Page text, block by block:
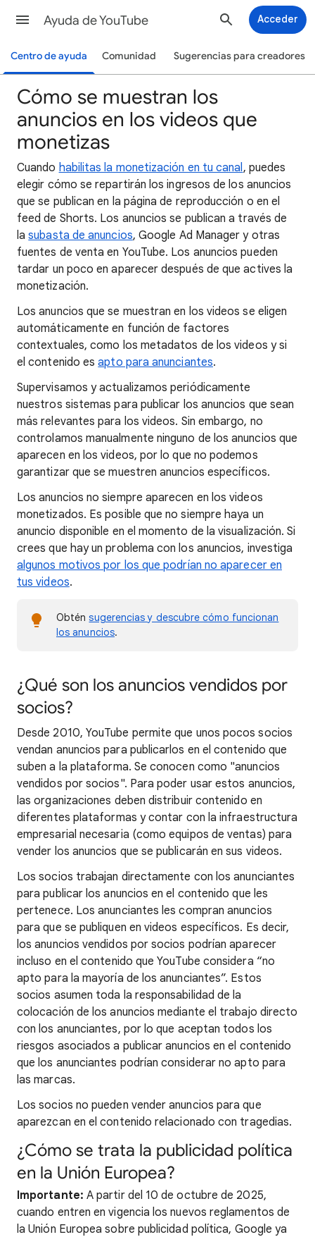
Ayuda de YouTube Acceder
Centro de ayuda Comunidad Sugerencias para creadores
Cómo se muestran los
anuncios en los videos que
monetizas
Cuando habilitas la monetización en tu canal, puedes
elegir cómo se repartirán los ingresos de los anuncios
que se publican en la página de reproducción o en el
feed de Shorts. Los anuncios se publican a través de
lasubasta de anuncios, Google Ad Manager y otras
fuentes de venta en YouTube. Los anuncios pueden
tardar un poco en aparecer después de que actives la
monetización.
Los anuncios que se muestran en los videos se eligen
automáticamente en función de factores
contextuales, como los metadatos de los videos y si
el contenido esapto para anunciantes.
Supervisamos y actualizamos periódicamente
nuestros sistemas para publicar los anuncios que sean
más relevantes para los videos. Sin embargo, no
controlamos manualmente ninguno de los anuncios que
aparecen en los videos, por lo que no podemos
garantizar que se muestren anuncios específicos.
Los anuncios no siempre aparecen en los videos
monetizados. Es posible que no siempre haya un
anuncio disponible en el momento de la visualización. Si
crees que hay un problema con los anuncios, investiga
algunos motivos por los que podrían no aparecer en
tus videos.
Obténsugerencias y descubre cómo funcionan
los anuncios.
¿Qué son los anuncios vendidos por
socios?
Desde 2010, YouTube permite que unos pocos socios
vendan anuncios para publicarlos en el contenido que
suben a la plataforma. Se conocen como "anuncios
vendidos por socios". Para poder usar estos anuncios,
las organizaciones deben distribuir contenido en
diferentes plataformas y contar con la infraestructura
empresarial necesaria (como equipos de ventas) para
vender los anuncios que se publicarán en sus videos.
Los socios trabajan directamente con los anunciantes
para publicar los anuncios en el contenido que les
pertenece. Los anunciantes les compran anuncios
para que se publiquen en videos específicos. Es decir,
los anuncios vendidos por socios podrían aparecer
incluso en el contenido que YouTube considera “no
apto para la mayoría de los anunciantes”. Estos
socios asumen toda la responsabilidad de la
colocación de los anuncios mediante el trabajo directo
con los anunciantes, por lo que aceptan todos los
riesgos asociados a publicar anuncios en el contenido
que los anunciantes podrían considerar no apto para
las marcas.
Los socios no pueden vender anuncios para que
aparezcan en el contenido relacionado con tragedias.
¿Cómo se trata la publicidad política
en la Unión Europea?
Importante: A partir del 10 de octubre de 2025,
cuando entren en vigencia los nuevos reglamentos de
la Unión Europea sobre publicidad política, Google ya